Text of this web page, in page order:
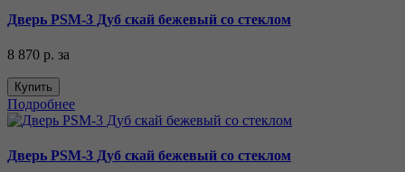
Дверь PSM-3 Дуб скай бежевый со стеклом
8 870 р. за
Купить
Подробнее
Дверь PSM-3 Дуб скай бежевый со стеклом